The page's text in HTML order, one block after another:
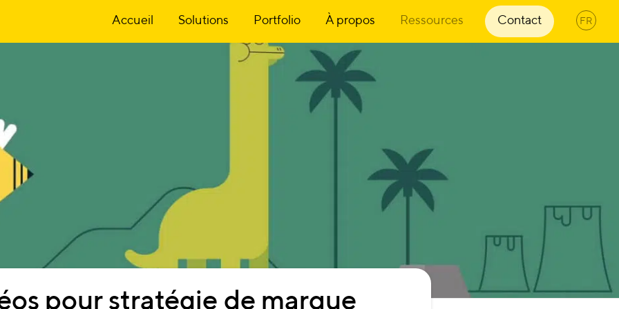
Accueil Solutions Portfolio À propos Ressources Contact FR
pourstratégie de marque